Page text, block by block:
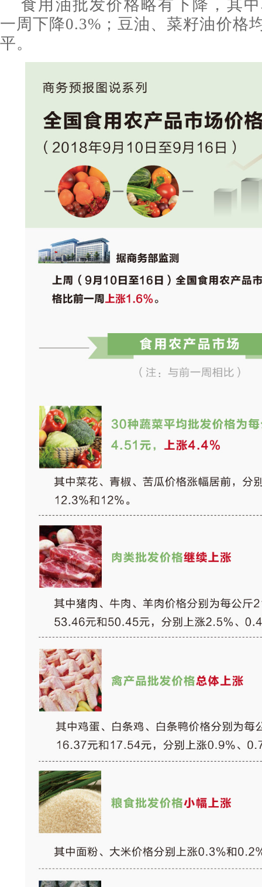
食用油批发价格略有下降，其
一周下降0.3%；豆油、菜籽油价格
平。